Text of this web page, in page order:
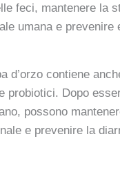
feci, mantenere la
umana e prevenire
d’orzo contiene
probiotici. Dopo
possono
e prevenire la